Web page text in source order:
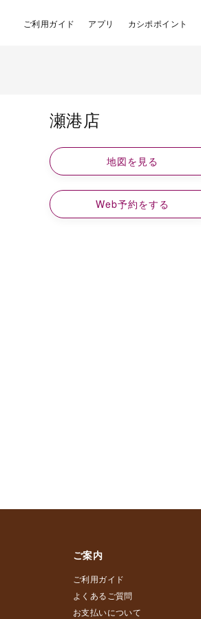
ご利用ガイド アプリ カシポポイント
瀬港店
地図を見る
Web予約をする
ご案内
ご利用ガイド
よくあるご質問
お支払いについて